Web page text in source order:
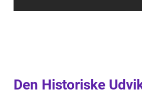
Den Historiske